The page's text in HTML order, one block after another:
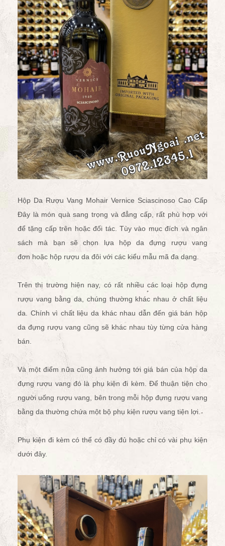
Hộp Da Rượu Vang Mohair Vernice Sciascinoso Cao Cấp
Đây là món quà sang trọng và đẳng cấp, rất phù hợp với
để tặng cấp trên hoặc đối tác. Tùy vào mục đích và ngân
sách mà bạn sẽ chọn lựa hộp da đựng rượu vang
đơn hoặc hộp rượu da đôi với các kiểu mẫu mã đa dạng.
Trên thị trường hiện nay, có rất nhiều các loại hộp đựng
rượu vang bằng da, chúng thường khác nhau ở chất liệu
da. Chính vì chất liệu da khác nhau dẫn đến giá bán hộp
da đựng rượu vang cũng sẽ khác nhau tùy từng cửa hàng
bán.
Và một điểm nữa cũng ảnh hưởng tới giá bán của hộp da
đựng rượu vang đó là phụ kiện đi kèm. Để thuận tiện cho
người uống rượu vang, bên trong mỗi hộp đựng rượu vang
bằng da thường chứa một bộ phụ kiện rượu vang tiện lợi.
Phụ kiện đi kèm có thể có đầy đủ hoặc chỉ có vài phụ kiện
dưới đây.